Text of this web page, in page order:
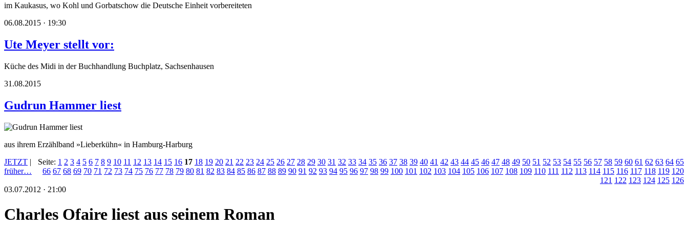
im Kaukasus, wo Kohl und Gorbatschow die Deutsche Einheit vorbereiteten
06.08.2015 · 19:30
Ute Meyer stellt vor:
Küche des Midi in der Buchhandlung Buchplatz, Sachsenhausen
31.08.2015
Gudrun Hammer liest
aus ihrem Erzählband »Lieberkühn« in Hamburg-Harburg
JETZT |
früher…
Seite: 1 2 3 4 5 6 7 8 9 10 11 12 13 14 15 16 17 18 19 20 21 22 23 24 25 26 27 28 29 30 31 32 33 34 35 36 37 38 39 40 41 42 43 44 45 46 47 48 49 50 51 52 53 54 55 56 57 58 59 60 61 62 63 64 65
66 67 68 69 70 71 72 73 74 75 76 77 78 79 80 81 82 83 84 85 86 87 88 89 90 91 92 93 94 95 96 97 98 99 100 101 102 103 104 105 106 107 108 109 110 111 112 113 114 115 116 117 118 119 120
121 122 123 124 125 126
03.07.2012 · 21:00
Charles Ofaire liest aus seinem Roman